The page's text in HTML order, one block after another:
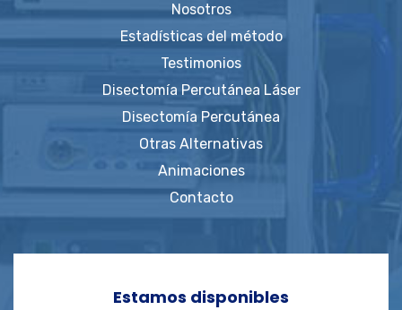
Nosotros
Estadísticas del método
Testimonios
Disectomía Percutánea Láser
Disectomía Percutánea
Otras Alternativas
Animaciones
Contacto
Estamos disponibles